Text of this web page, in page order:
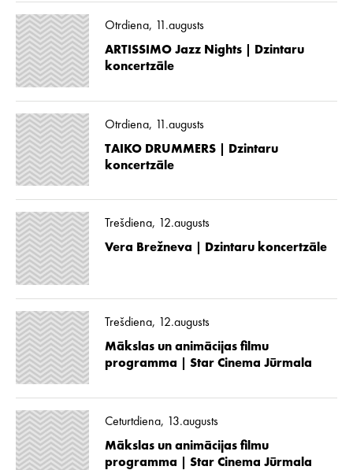
Otrdiena, 11.augusts
ARTISSIMO Jazz Nights | Dzintaru
koncertzāle
Otrdiena, 11.augusts
TAIKO DRUMMERS | Dzintaru
koncertzāle
Trešdiena, 12.augusts
Vera Brežneva | Dzintaru koncertzāle
Trešdiena, 12.augusts
Mākslas un animācijas filmu
programma | Star Cinema Jūrmala
Ceturtdiena, 13.augusts
Mākslas un animācijas filmu
programma | Star Cinema Jūrmala